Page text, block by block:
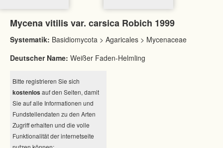
Mycena vitilis var. carsica Robich 1999
Systematik: Basidiomycota > Agaricales > Mycenaceae
Deutscher Name: Weißer Faden-Helmling
Bitte registrieren Sie sich
kostenlos auf den Seiten, damit
Sie auf alle Informationen und
Fundstellendaten zu den Arten
Zugriff erhalten und die volle
Funktionalität der internetseite